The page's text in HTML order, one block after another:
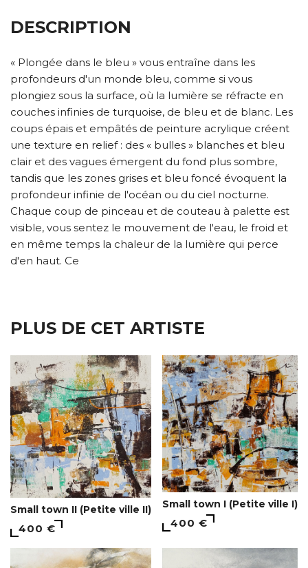
DESCRIPTION
« Plongée dans le bleu » vous entraîne dans les
profondeurs d'un monde bleu, comme si vous
plongiez sous la surface, où la lumière se réfracte en
couches infinies de turquoise, de bleu et de blanc. Les
coups épais et empâtés de peinture acrylique créent
une texture en relief : des « bulles » blanches et bleu
clair et des vagues émergent du fond plus sombre,
tandis que les zones grises et bleu foncé évoquent la
profondeur infinie de l'océan ou du ciel nocturne.
Chaque coup de pinceau et de couteau à palette est
visible, vous sentez le mouvement de l'eau, le froid et
en même temps la chaleur de la lumière qui perce
d'en haut. Ce
PLUS DE CET ARTISTE
Small town II (Petite ville II)
400 €
Small town I (Petite ville I)
400 €